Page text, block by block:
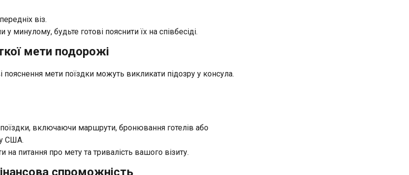
віз.
минулому, будьте готові пояснити їх на співбесіді.
мети подорожі
пояснення мети поїздки можуть викликати підозру у консула.
поїздки, включаючи маршрути, бронювання готелів або
США.
на питання про мету та тривалість вашого візиту.
спроможність